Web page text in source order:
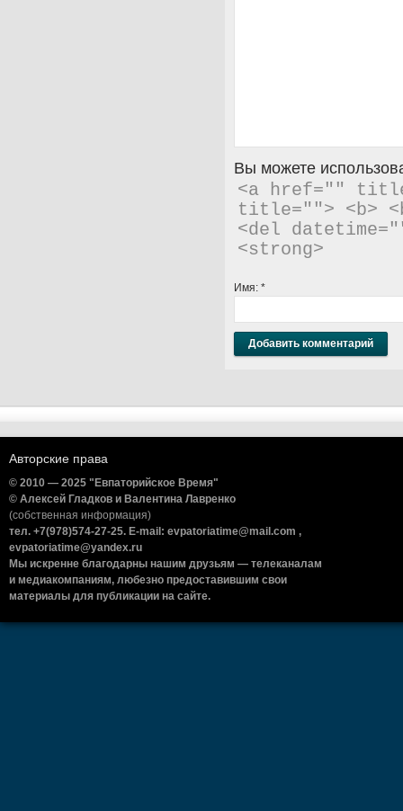
Вы можете
<a href=""
title=""> <b>
<del
<strong>
Имя: *
Авторские права
© 2010 — 2025 "Евпаторийское Время"
© Алексей Гладков и Валентина Лавренко
(собственная информация)
тел. +7(978)574-27-25. E-mail: evpatoriatime@mail.com ,
evpatoriatime@yandex.ru
Мы искренне благодарны нашим друзьям — телеканалам
и медиакомпаниям, любезно предоставившим свои
материалы для публикации на сайте.